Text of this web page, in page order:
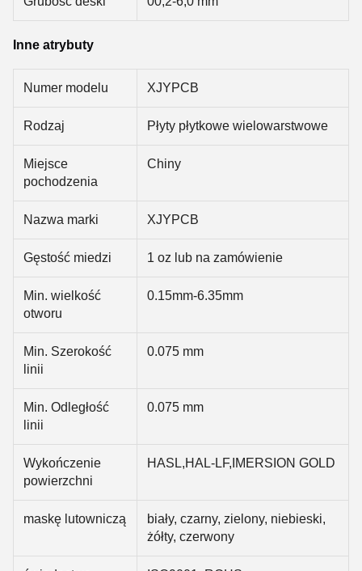
Inne atrybuty
Numer modelu XJYPCB
Rodzaj Płyty płytkowe wielowarstwowe
Miejsce
pochodzenia
Chiny
Nazwa marki XJYPCB
Gęstość miedzi 1 oz lub na zamówienie
Min. wielkość
otworu
0.15mm-6.35mm
Min. Szerokość
linii
0.075 mm
Min. Odległość
linii
0.075 mm
Wykończenie
powierzchni
HASL,HAL-LF,IMERSION GOLD
maskę lutowniczą
biały, czarny, zielony, niebieski,
żółty, czerwony